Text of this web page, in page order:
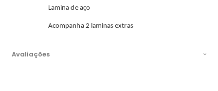
Lamina de aço
Acompanha 2 laminas extras
Avaliações